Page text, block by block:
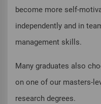
become more self-
independently and in
management skills.
Many graduates also
on one of our masters-
research degrees.